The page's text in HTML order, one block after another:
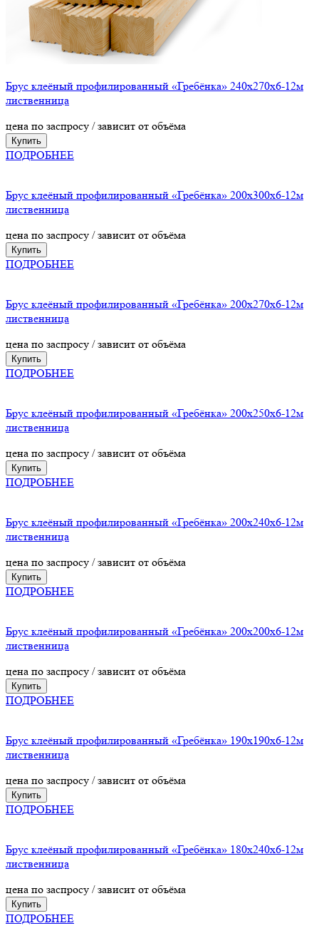
Брус клеёный профилированный «Гребёнка» 240х270х6-12м
лиственница
цена по заспросу / зависит от объёма
Купить
ПОДРОБНЕЕ
Брус клеёный профилированный «Гребёнка» 200х300х6-12м
лиственница
цена по заспросу / зависит от объёма
Купить
ПОДРОБНЕЕ
Брус клеёный профилированный «Гребёнка» 200х270х6-12м
лиственница
цена по заспросу / зависит от объёма
Купить
ПОДРОБНЕЕ
Брус клеёный профилированный «Гребёнка» 200х250х6-12м
лиственница
цена по заспросу / зависит от объёма
Купить
ПОДРОБНЕЕ
Брус клеёный профилированный «Гребёнка» 200х240х6-12м
лиственница
цена по заспросу / зависит от объёма
Купить
ПОДРОБНЕЕ
Брус клеёный профилированный «Гребёнка» 200х200х6-12м
лиственница
цена по заспросу / зависит от объёма
Купить
ПОДРОБНЕЕ
Брус клеёный профилированный «Гребёнка» 190х190х6-12м
лиственница
цена по заспросу / зависит от объёма
Купить
ПОДРОБНЕЕ
Брус клеёный профилированный «Гребёнка» 180х240х6-12м
лиственница
цена по заспросу / зависит от объёма
Купить
ПОДРОБНЕЕ